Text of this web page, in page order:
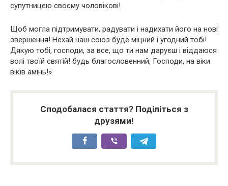
супутницею своєму чоловікові!
Щоб могла підтримувати, радувати і надихати його на нові
звершення! Нехай наш союз буде міцний і угодний тобі!
Дякую тобі, господи, за все, що ти нам даруєш і віддаюся
волі твоїй святій! будь благословенний, Господи, на віки
віків амінь!»
Сподобалася стаття? Поділіться з
друзями!